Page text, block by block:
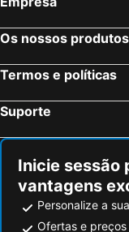
Os nossos produtos
Termos e políticas
Suporte
Inicie sessão
vantagens
Personalize a
Ofertas e